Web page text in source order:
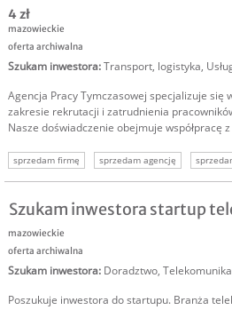
4 zł
mazowieckie
oferta archiwalna
Szukam inwestora:Transport, logistyka,
Agencja Pracy Tymczasowej specjalizuje się
zakresie rekrutacji i zatrudnienia
Nasze doświadczenie obejmuje współpracę
sprzedam firmę sprzedam agencję
Szukam inwestora startup
mazowieckie
oferta archiwalna
Szukam inwestora: Doradztwo,
Poszukuje inwestora do startupu. Branża